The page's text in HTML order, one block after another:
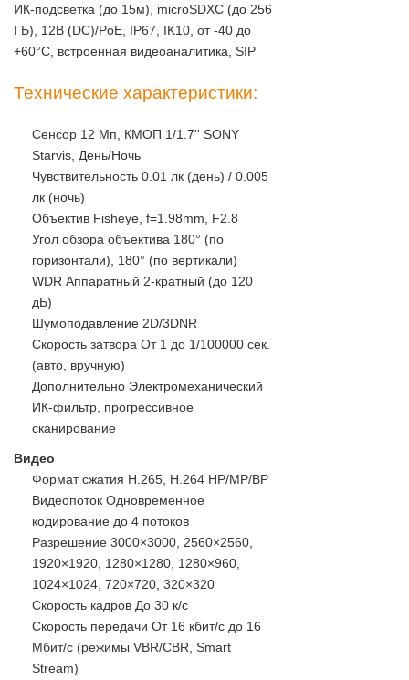
ИК-подсветка (до 15м), microSDXC (до 256
ГБ), 12В (DC)/PoE, IP67, IK10, от -40 до
+60°С, встроенная видеоаналитика, SIP
Технические характеристики:
Сенсор 12 Мп, КМОП 1/1.7'' SONY
Starvis, День/Ночь
Чувствительность 0.01 лк (день) / 0.005
лк (ночь)
Объектив Fisheye, f=1.98mm, F2.8
Угол обзора объектива 180° (по
горизонтали), 180° (по вертикали)
WDR Аппаратный 2-кратный (до 120
дБ)
Шумоподавление 2D/3DNR
Скорость затвора От 1 до 1/100000 сек.
(авто, вручную)
Дополнительно Электромеханический
ИК-фильтр, прогрессивное
сканирование
Видео
Формат сжатия H.265, H.264 HP/MP/BP
Видеопоток Одновременное
кодирование до 4 потоков
Разрешение 3000×3000, 2560×2560,
1920×1920, 1280×1280, 1280×960,
1024×1024, 720×720, 320×320
Скорость кадров До 30 к/с
Скорость передачи От 16 кбит/с до 16
Мбит/с (режимы VBR/CBR, Smart
Stream)